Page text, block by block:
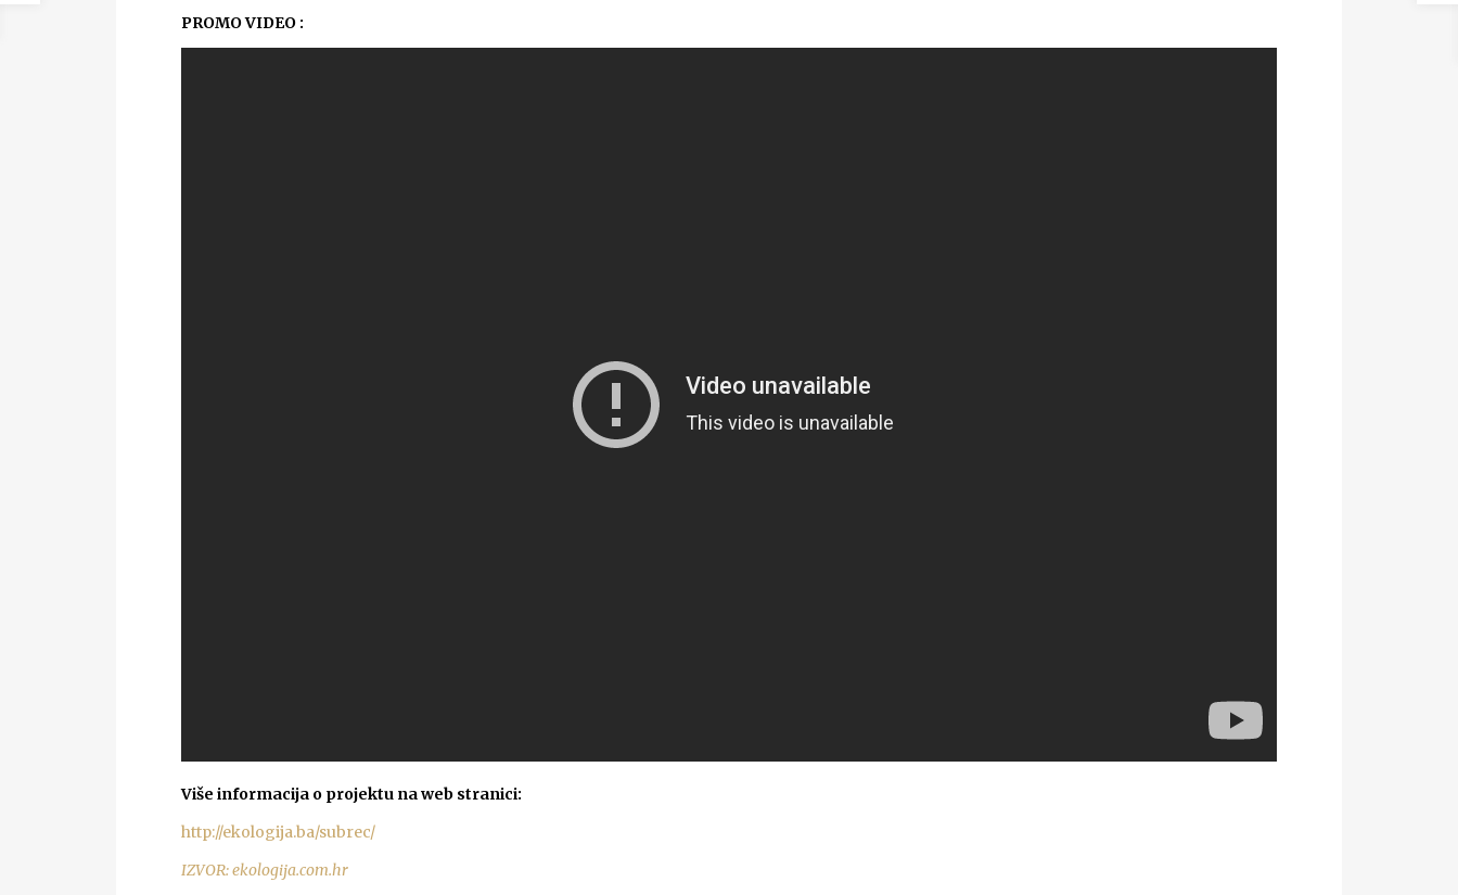
PROMO VIDEO :
Više informacija o projektu na web stranici:
http://ekologija.ba/subrec/
IZVOR: ekologija.com.hr